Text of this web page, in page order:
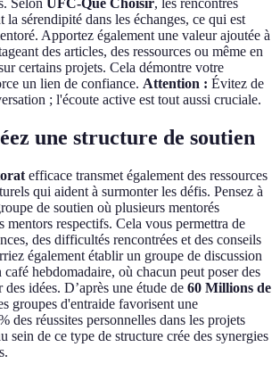
Selon UFC-Que Choisir, les rencontres
la sérendipité dans les échanges, ce qui est
Apportez également une valeur ajoutée à
des articles, des ressources ou même en
certains projets. Cela démontre votre
un lien de confiance. Attention : Évitez de
; l'écoute active est tout aussi cruciale.
une structure de soutien
efficace transmet également des ressources
qui aident à surmonter les défis. Pensez à
de soutien où plusieurs mentorés
mentors respectifs. Cela vous permettra de
des difficultés rencontrées et des conseils
également établir un groupe de discussion
hebdomadaire, où chacun peut poser des
idées. D’après une étude de 60 Millions de
groupes d'entraide favorisent une
des réussites personnelles dans les projets
sein de ce type de structure crée des synergies